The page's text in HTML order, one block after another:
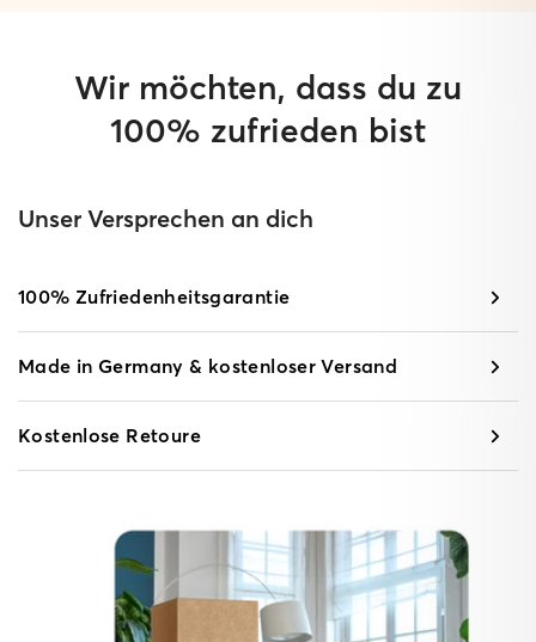
Wir möchten, dass du zu
100% zufrieden bist
Unser Versprechen an dich
100% Zufriedenheitsgarantie
Made in Germany & kostenloser Versand
Kostenlose Retoure